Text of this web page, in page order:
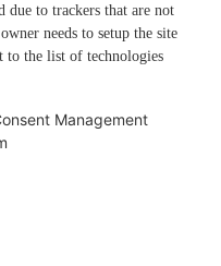
due to trackers that are not
needs to setup the site
to the list of technologies
Management